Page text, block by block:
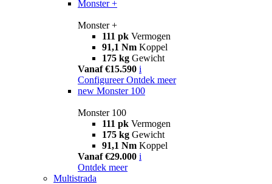
Monster +
Monster +
111 pk Vermogen
91,1 Nm Koppel
175 kg Gewicht
Vanaf €15.590 i
Configureer Ontdek meer
new Monster 100
Monster 100
111 pk Vermogen
175 kg Gewicht
91,1 Nm Koppel
Vanaf €29.000 i
Ontdek meer
Multistrada